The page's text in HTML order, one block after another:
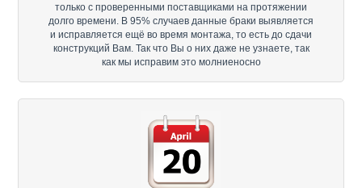
только с проверенными поставщиками на протяжении
долго времени. В 95% случаев данные браки выявляется
и исправляется ещё во время монтажа, то есть до сдачи
конструкций Вам. Так что Вы о них даже не узнаете, так
как мы исправим это молниеносно